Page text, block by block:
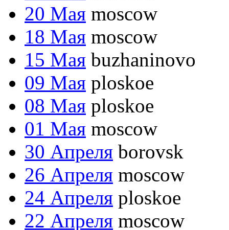
20 Мая moscow
18 Мая moscow
15 Мая buzhaninovo
09 Мая ploskoe
08 Мая ploskoe
01 Мая moscow
30 Апреля borovsk
26 Апреля moscow
24 Апреля ploskoe
22 Апреля moscow